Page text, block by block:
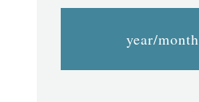
year/month